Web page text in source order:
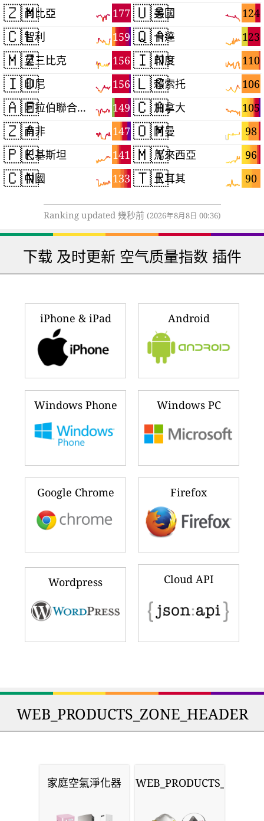
🇿🇲 177
尚比亞
🇨🇱 159
智利
🇲🇿 156
莫三比克
🇮🇩 156
印尼
🇦🇪 149
阿拉伯聯合大公國
🇿🇦 147
南非
🇵🇰 141
巴基斯坦
🇨🇳 133
中國
🇺🇸 124
美國
🇶🇦 123
卡達
🇮🇳 110
印度
🇱🇸 106
賴索托
🇨🇦 105
加拿大
🇴🇲 98
阿曼
🇲🇾 96
馬來西亞
🇹🇷 90
土耳其
Ranking updated 幾秒前 (2026年8月8日 00:36)
下载 及时更新 空气质量指数 插件
iPhone & iPad Android
Windows Phone Windows PC
Google Chrome Firefox
Wordpress Cloud API
WEB_PRODUCTS_ZONE_HEADER
家庭空氣淨化器 WEB_PRODUCTS_MASKS